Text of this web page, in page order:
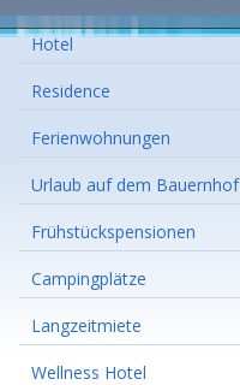
Hotel
Residence
Ferienwohnungen
Urlaub auf dem Bauernhof
Frühstückspensionen
Campingplätze
Langzeitmiete
Wellness Hotel